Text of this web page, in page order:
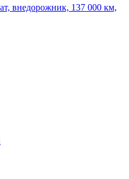
внедорожник, 137 000 км,